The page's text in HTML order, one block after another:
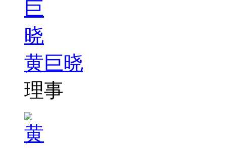
黄巨晓
理事